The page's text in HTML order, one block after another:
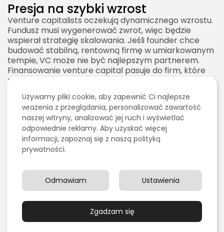
Presja na szybki wzrost
Venture capitalists oczekują dynamicznego wzrostu.
Fundusz musi wygenerować zwrot, więc będzie
wspierał strategię skalowania. Jeśli founder chce
budować stabilną, rentowną firmę w umiarkowanym
tempie, VC może nie być najlepszym partnerem.
Finansowanie venture capital pasuje do firm, które
mają ambicję bardzo dużego wzrostu.
Możliwe konflikty strategiczne
Founderzy i inwestorzy mogą różnić się w ocenie
kierunku rozwoju. Inwestor może naciskać na
ekspansję, cięcie kosztów, zmianę modelu,
zatrudnienie określonych osób albo przygotowanie
do sprzedaży spółki. Dobra umowa i jasna
eliminują ich całkowicie.
Trudniejsza ścieżka alternatywna
kontynuować ścieżkę wysokiego wzrostu. Jeśli firma
nie osiąga metryk potrzebnych do kolejnej rundy,
Używamy pliki cookie, aby zapewnić Ci najlepsze
wrażenia z przeglądania, personalizować zawartość
naszej witryny, analizować jej ruch i wyświetlać
odpowiednie reklamy. Aby uzyskać więcej
informacji, zapoznaj się z naszą polityką
prywatności.
Zgadzam się
Ustawienia
Odmawiam